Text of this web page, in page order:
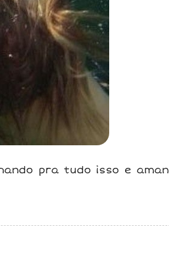
pra tudo isso e